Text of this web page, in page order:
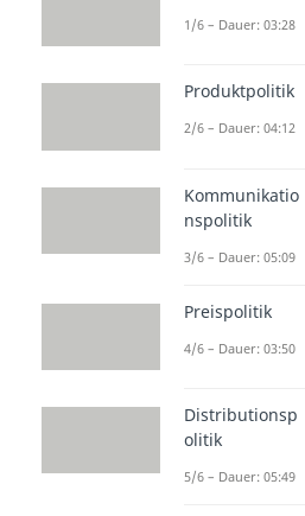
1/6 – Dauer: 03:28
Produktpolitik
2/6 – Dauer: 04:12
Kommunikatio
nspolitik
3/6 – Dauer: 05:09
Preispolitik
4/6 – Dauer: 03:50
Distributionsp
olitik
5/6 – Dauer: 05:49